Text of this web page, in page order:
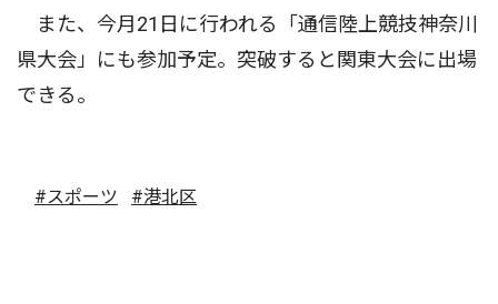
また、今月21日に行われる「通信陸上競技神奈川
県大会」にも参加予定。突破すると関東大会に出場
できる。
#スポーツ #港北区